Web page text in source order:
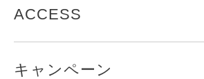
ACCESS
キャンペーン